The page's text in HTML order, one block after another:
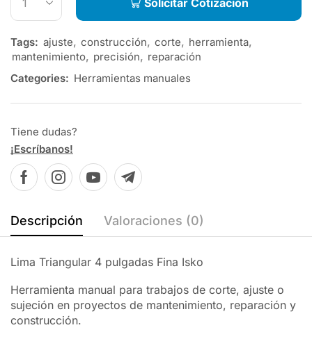
Tags: ajuste, construcción, corte, herramienta,
mantenimiento, precisión, reparación
Categories: Herramientas manuales
Tiene dudas?
¡Escríbanos!
Descripción Valoraciones (0)
Lima Triangular 4 pulgadas Fina Isko
Herramienta manual para trabajos de corte, ajuste o
sujeción en proyectos de mantenimiento, reparación y
construcción.